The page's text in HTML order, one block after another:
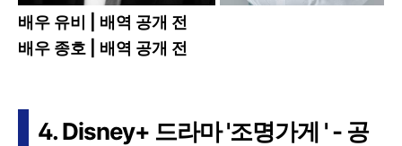
배우 유비 | 배역 공개 전
배우 종호 | 배역 공개 전
4. Disney+ 드라마 '조명가게 ' - 공